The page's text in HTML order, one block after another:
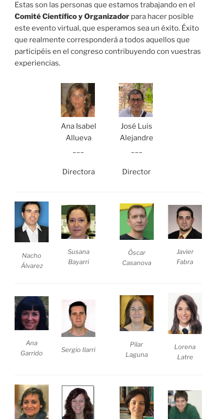
Estas son las personas que estamos trabajando en el
Comité Científico y Organizador para hacer posible
este evento virtual, que esperamos sea un éxito. Éxito
que realmente corresponderá a todos aquellos que
participéis en el congreso contribuyendo con vuestras
experiencias.
Ana Isabel
Allueva
Directora
José Luis
Alejandre
Director
Nacho
Álvarez
Susana
Bayarri
Óscar
Casanova
Javier
Fabra
Ana
Garrido
Sergio Ilarri
Pilar
Laguna
Lorena
Latre